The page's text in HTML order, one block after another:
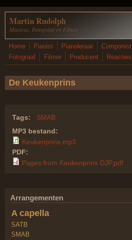
Overslaan en naar de inhoud gaan
Martin Rudolph
Musicus, Fotograaf en Filmer
Home Pianist Pianoleraar Componist
Fotograaf
Filmer Producent Reacties
De Keukenprins
Tags:
SMAB
MP3 bestand:
Keukenprins.mp3
PDF:
Pages from Keukenprins DJP.pdf
Arrangementen
A capella
SATB
SMAB